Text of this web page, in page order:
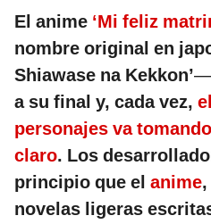
El anime ‘Mi feliz
nombre original en
Shiawase na Kekkon’
a su final y, cada vez,
personajes va
claro. Los
principio que el anime
novelas ligeras